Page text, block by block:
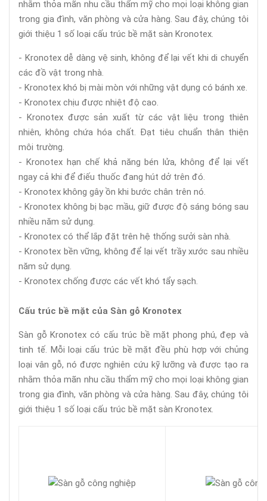
nhằm thỏa mãn nhu cầu thẩm mỹ cho mọi loại không gian
trong gia đình, văn phòng và cửa hàng. Sau đây, chúng tôi
giới thiệu 1 số loại cấu trúc bề mặt sàn Kronotex.
- Kronotex dễ dàng vệ sinh, không để lại vết khi di chuyển
các đồ vật trong nhà.
- Kronotex khó bị mài mòn với những vật dụng có bánh xe.
- Kronotex chịu được nhiệt độ cao.
- Kronotex được sản xuất từ các vật liệu trong thiên
nhiên, không chứa hóa chất. Đạt tiêu chuẩn thân thiện
môi trường.
- Kronotex hạn chế khả năng bén lửa, không để lại vết
ngay cả khi để điếu thuốc đang hút dở trên đó.
- Kronotex không gây ồn khi bước chân trên nó.
- Kronotex không bị bạc mầu, giữ được độ sáng bóng sau
nhiều năm sử dụng.
- Kronotex có thể lắp đặt trên hệ thống sưởi sàn nhà.
- Kronotex bền vững, không để lại vết trầy xước sau nhiều
năm sử dụng.
- Kronotex chống được các vết khó tẩy sạch.
Cấu trúc bề mặt của Sàn gỗ Kronotex
Sàn gỗ Kronotex có cấu trúc bề mặt phong phú, đẹp và
tinh tế. Mỗi loại cấu trúc bề mặt đều phù hợp với chủng
loại vân gỗ, nó được nghiên cứu kỹ lưỡng và được tạo ra
nhằm thỏa mãn nhu cầu thẩm mỹ cho mọi loại không gian
trong gia đình, văn phòng và cửa hàng. Sau đây, chúng tôi
giới thiệu 1 số loại cấu trúc bề mặt sàn Kronotex.